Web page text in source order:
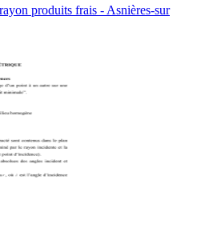
produits frais - Asnières-sur